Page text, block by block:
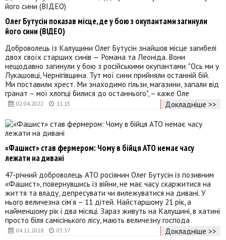
02.04.2022 11:15
Олег Бутусін показав місце, де у бою з окупантами загинули
його сини (ВІДЕО)
Доброволець із Калущини Олег Бутусін знайшов місце загибелі
двох своїх старших синів — Романа та Леоніда. Вони
нещодавно загинули у бою з російськими окупантами. "Ось ми у
Лукашовці, Чернігівщина. Тут мої сини прийняли останній бій.
Ми поставили хрест. Ми знаходимо гільзи, магазини, запали від
гранат – мої хлопці билися до останнього", – каже Оле
Докладніше >>
04.11.2018 03:37
«Фашист» став фермером: Чому в бійця АТО немає часу
лежати на дивані
47-річний доброволець АТО росіянин Олег Бутусін із позивним
«Фашист», повернувшись із війни, не має часу скаржитися на
життя та владу, депресувати чи вилежуватися на дивані. У
нього величезна сім’я – 11 дітей. Найстаршому 21 рік, а
найменшому рік і два місяці. Зараз живуть на Калущині, в хатині
просто біля самісінького лісу, мають величезну господа
Докладніше >>